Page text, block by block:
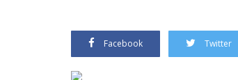
Facebook Twitter